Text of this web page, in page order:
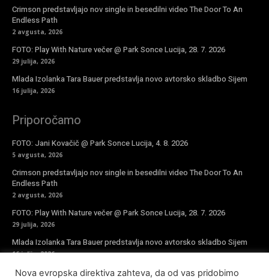
Crimson predstavljajo nov single in besedilni video The Door To An
Endless Path
2 avgusta, 2026
FOTO: Play With Nature večer @ Park Sonce Lucija, 28. 7. 2026
29 julija, 2026
Mlada Izolanka Tara Bauer predstavlja novo avtorsko skladbo Sijem
16 julija, 2026
Priporočamo
FOTO: Jani Kovačič @ Park Sonce Lucija, 4. 8. 2026
5 avgusta, 2026
Crimson predstavljajo nov single in besedilni video The Door To An
Endless Path
2 avgusta, 2026
FOTO: Play With Nature večer @ Park Sonce Lucija, 28. 7. 2026
29 julija, 2026
Mlada Izolanka Tara Bauer predstavlja novo avtorsko skladbo Sijem
16 julija, 2026
Nova evropska direktiva zahteva, da od vas pridobimo